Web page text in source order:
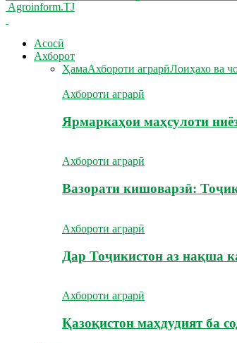
Agroinform.TJ
Асосӣ
Ахборот
ҲамаАхбороти аграрӣЛоиҳахо ва
Ахбороти аграрӣ
Ярмаркаҳои маҳсулоти
Ахбороти аграрӣ
Вазорати кишоварзӣ:
Ахбороти аграрӣ
Дар Тоҷикистон аз нақша
Ахбороти аграрӣ
Қазоқистон маҳдудият ба